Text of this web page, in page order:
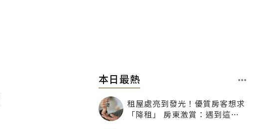
本日最熱
租屋處亮到發光！優質房客想求
「降租」 房東激賞：遇到這種